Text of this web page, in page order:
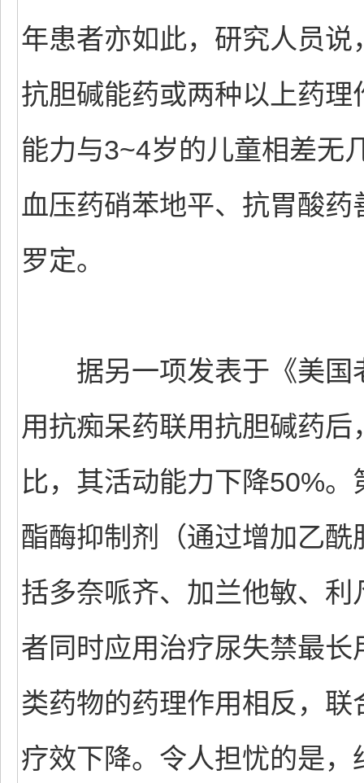
年患者亦如此，研究人员
抗胆碱能药或两种以上药
能力与3~4岁的儿童相差无
血压药硝苯地平、抗胃酸
罗定。
据另一项发表于《美国
用抗痴呆药联用抗胆碱药
比，其活动能力下降50%
酯酶抑制剂（通过增加乙
括多奈哌齐、加兰他敏、
者同时应用治疗尿失禁最
类药物的药理作用相反，
疗效下降。令人担忧的是